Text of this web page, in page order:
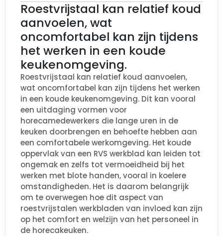
Roestvrijstaal kan relatief koud
aanvoelen, wat
oncomfortabel kan zijn tijdens
het werken in een koude
keukenomgeving.
Roestvrijstaal kan relatief koud aanvoelen,
wat oncomfortabel kan zijn tijdens het werken
in een koude keukenomgeving. Dit kan vooral
een uitdaging vormen voor
horecamedewerkers die lange uren in de
keuken doorbrengen en behoefte hebben aan
een comfortabele werkomgeving. Het koude
oppervlak van een RVS werkblad kan leiden tot
ongemak en zelfs tot vermoeidheid bij het
werken met blote handen, vooral in koelere
omstandigheden. Het is daarom belangrijk
om te overwegen hoe dit aspect van
roestvrijstalen werkbladen van invloed kan zijn
op het comfort en welzijn van het personeel in
de horecakeuken.